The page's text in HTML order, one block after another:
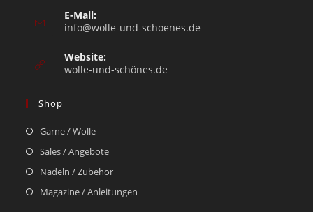
E-Mail:
info@wolle-und-schoenes.de
Website:
wolle-und-schönes.de
Shop
Garne / Wolle
Sales / Angebote
Nadeln / Zubehör
Magazine / Anleitungen